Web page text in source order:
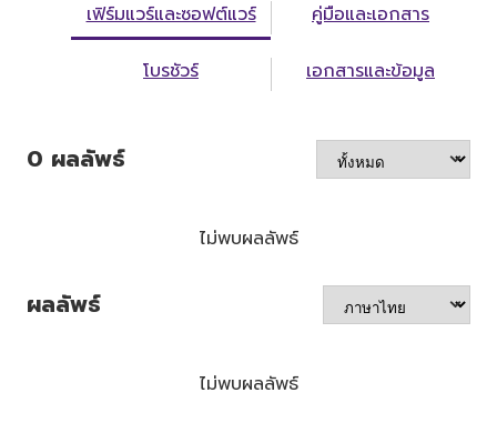
เฟิร์มแวร์และซอฟต์แวร์ คู่มือและเอกสาร
โบรชัวร์ เอกสารและข้อมูล
0 ผลลัพธ์
ไม่พบผลลัพธ์
ผลลัพธ์
ไม่พบผลลัพธ์